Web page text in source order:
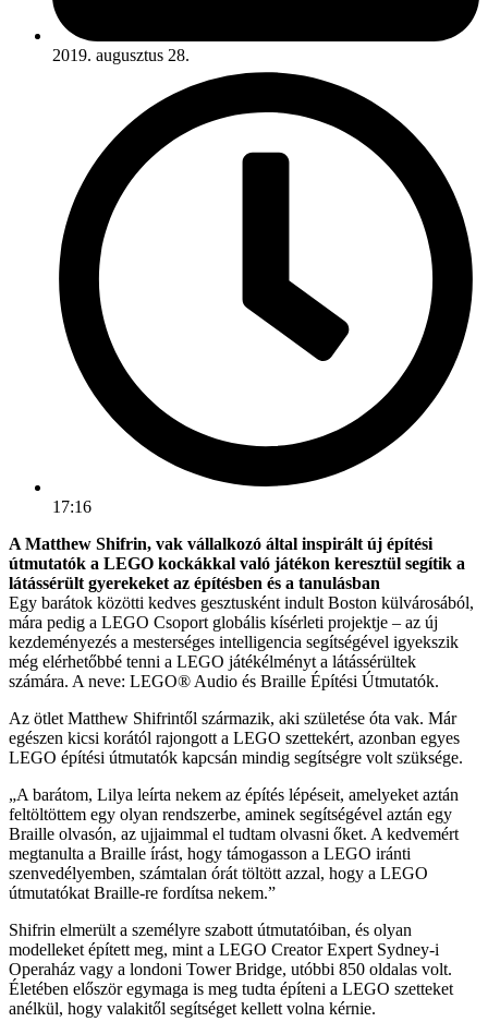
2019. augusztus 28.
17:16
A Matthew Shifrin, vak vállalkozó által inspirált új építési
útmutatók a LEGO kockákkal való játékon keresztül segítik a
látássérült gyerekeket az építésben és a tanulásban
Egy barátok közötti kedves gesztusként indult Boston külvárosából,
mára pedig a LEGO Csoport globális kísérleti projektje – az új
kezdeményezés a mesterséges intelligencia segítségével igyekszik
még elérhetőbbé tenni a LEGO játékélményt a látássérültek
számára. A neve: LEGO® Audio és Braille Építési Útmutatók.
Az ötlet Matthew Shifrintől származik, aki születése óta vak. Már
egészen kicsi korától rajongott a LEGO szettekért, azonban egyes
LEGO építési útmutatók kapcsán mindig segítségre volt szüksége.
„A barátom, Lilya leírta nekem az építés lépéseit, amelyeket aztán
feltöltöttem egy olyan rendszerbe, aminek segítségével aztán egy
Braille olvasón, az ujjaimmal el tudtam olvasni őket. A kedvemért
megtanulta a Braille írást, hogy támogasson a LEGO iránti
szenvedélyemben, számtalan órát töltött azzal, hogy a LEGO
útmutatókat Braille-re fordítsa nekem.”
Shifrin elmerült a személyre szabott útmutatóiban, és olyan
modelleket épített meg, mint a LEGO Creator Expert Sydney-i
Operaház vagy a londoni Tower Bridge, utóbbi 850 oldalas volt.
Életében először egymaga is meg tudta építeni a LEGO szetteket
anélkül, hogy valakitől segítséget kellett volna kérnie.